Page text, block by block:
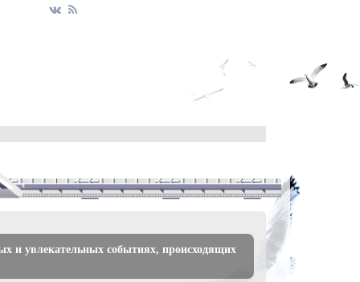
и увлекательных событиях, происходящих